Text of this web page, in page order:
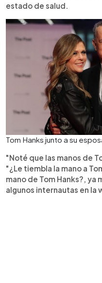
estado de salud.
Tom Hanks junto a su
"Noté que las manos de
"¿Le tiembla la mano a
mano de Tom Hanks?,
algunos internautas en la